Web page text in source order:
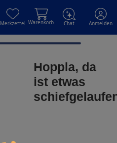
Merkzettel Warenkorb Chat Anmelden
Hoppla, da
ist etwas